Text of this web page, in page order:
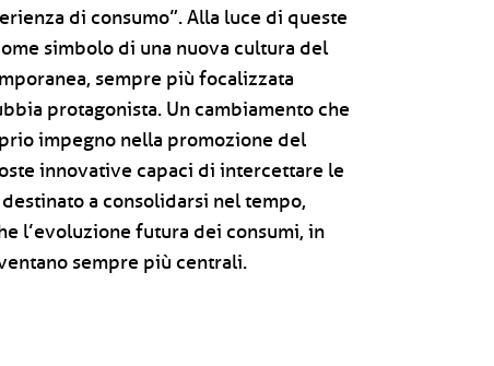
di consumo”. Alla luce di queste
simbolo di una nuova cultura del
sempre più focalizzata
protagonista. Un cambiamento che
impegno nella promozione del
innovative capaci di intercettare le
a consolidarsi nel tempo,
l’evoluzione futura dei consumi, in
sempre più centrali.